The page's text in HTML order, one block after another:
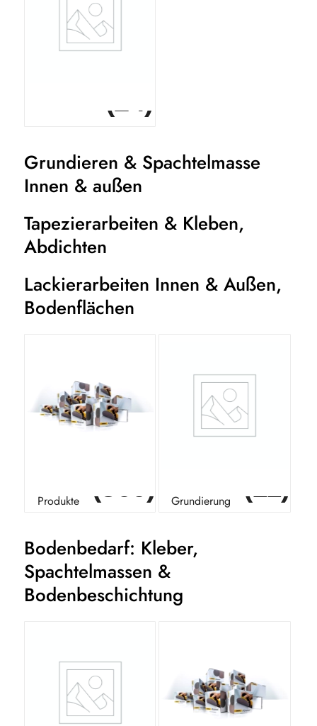
Grundieren & Spachtelmasse
Innen & außen
Tapezierarbeiten & Kleben,
Abdichten
Lackierarbeiten Innen & Außen,
Bodenflächen
Produkte
Grundierung
Bodenbedarf: Kleber,
Spachtelmassen &
Bodenbeschichtung